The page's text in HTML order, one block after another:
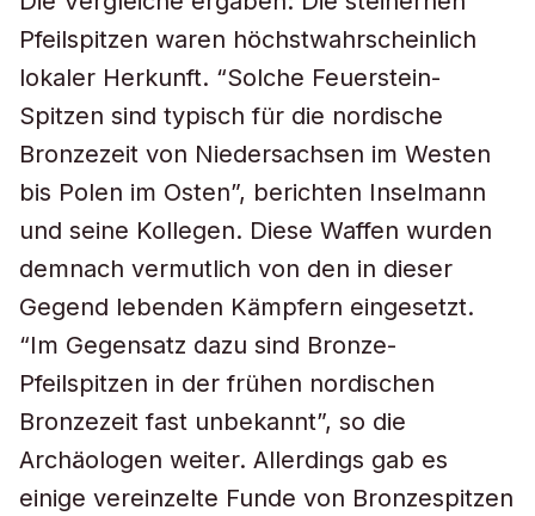
Pfeilspitzen waren höchstwahrscheinlich
lokaler Herkunft. “Solche Feuerstein-
Spitzen sind typisch für die nordische
Bronzezeit von Niedersachsen im Westen
bis Polen im Osten”, berichten Inselmann
und seine Kollegen. Diese Waffen wurden
demnach vermutlich von den in dieser
Gegend lebenden Kämpfern eingesetzt.
“Im Gegensatz dazu sind Bronze-
Pfeilspitzen in der frühen nordischen
Bronzezeit fast unbekannt”, so die
Archäologen weiter. Allerdings gab es
einige vereinzelte Funde von Bronzespitzen